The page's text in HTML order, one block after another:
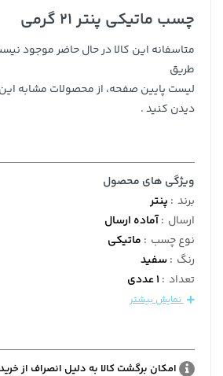
چسب ماتیکی پنتر 21 گرمی
متاسفانه این کالا در حال حاضر موجود
طریق
لیست پایین صفحه، از محصولات مشابه این
دیدن کنید .
ویژگی های محصول
برند : پنتر
ارسال :آماده ارسال
نوع چسب : ماتیکی
رنگ :سفید
تعداد : 1 عددی
نمایش بیشتر
امکان برگشت کالا به دلیل انصراف از